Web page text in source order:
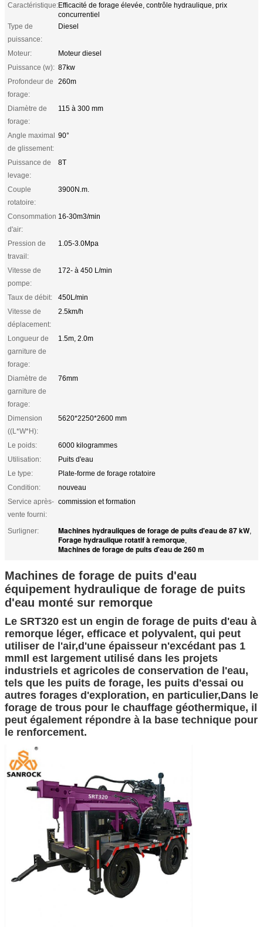
Caractéristique:Efficacité de forage élevée, contrôle hydraulique, prix
concurrentiel
Type de
puissance:
Diesel
Moteur:
Moteur diesel
Puissance (w): 87kw
Profondeur de
forage:
260m
Diamètre de
forage:
115 à 300 mm
Angle maximal
de glissement:
90°
Puissance de
levage:
8T
Couple
rotatoire:
3900N.m.
Consommation
d'air:
16-30m3/min
Pression de
travail:
1.05-3.0Mpa
Vitesse de
pompe:
172- à 450 L/min
Taux de débit:
450L/min
Vitesse de
déplacement:
2.5km/h
Longueur de
garniture de
forage:
1.5m, 2.0m
Diamètre de
garniture de
forage:
76mm
Dimension
((L*W*H):
5620*2250*2600 mm
Le poids:
6000 kilogrammes
Utilisation:
Puits d'eau
Le type:
Plate-forme de forage rotatoire
Condition:
nouveau
Service après-
vente fourni:
commission et formation
Surligner: Machines hydrauliques de forage de puits d'eau de 87 kW,
Forage hydraulique rotatif à remorque,
Machines de forage de puits d'eau de 260 m
Machines de forage de puits d'eau
équipement hydraulique de forage de puits
d'eau monté sur remorque
Le SRT320 est un engin de forage de puits d'eau à
remorque léger, efficace et polyvalent, qui peut
utiliser de l'air,d'une épaisseur n'excédant pas 1
mmIl est largement utilisé dans les projets
industriels et agricoles de conservation de l'eau,
tels que les puits de forage, les puits d'essai ou
autres forages d'exploration, en particulier,Dans le
forage de trous pour le chauffage géothermique, il
peut également répondre à la base technique pour
le renforcement.